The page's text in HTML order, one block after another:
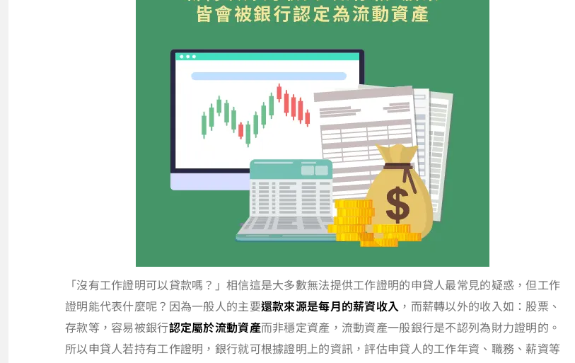
「沒有工作證明可以貸款嗎？」相信這是大多數無法提供工作證明的申貸人最常見的疑惑，但工作
證明能代表什麼呢？因為一般人的主要還款來源是每月的薪資收入 ，而薪轉以外的收入如：股票、
存款等，容易被銀行認定屬於流動資產而非穩定資產，流動資產一般銀行是不認列為財力證明的。
所以申貸人若持有工作證明，銀行就可根據證明上的資訊，評估申貸人的工作年資、職務、薪資等